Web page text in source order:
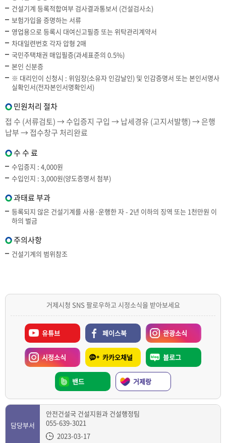
건설기계 등록적합여부 검사결과통보서 (건설검사소)
보험가입을 증명하는 서류
영업용으로 등록시 대여신고필증 또는 위탁관리계약서
차대일련번호 각자 압형 2매
국민주택채권 매입필증(과세표준의 0.5%)
본인 신분증
※ 대리인이 신청시 : 위임장(소유자 인감날인) 및 인감증명서 또는 본인서명사
실확인서(전자본인서명확인서)
민원처리 절차
접 수 (서류검토) → 수입증지 구입 → 납세경유 (고지서발행) → 은행
납부 → 접수창구 처리완료
수 수 료
수입증지 : 4,000원
수입인지 : 3,000원(양도증명서 첨부)
과태료 부과
등록되지 않은 건설기계를 사용·운행한 자 - 2년 이하의 징역 또는 1천만원 이
하의 벌금
주의사항
건설기계의 범위참조
거제시청 SNS 팔로우하고 시정소식을 받아보세요
유튜브 페이스북 관광소식
시정소식 카카오채널 블로그
밴드 거제랑
담당부서
안전건설국 건설지원과 건설행정팀
055-639-3021
2023-03-17